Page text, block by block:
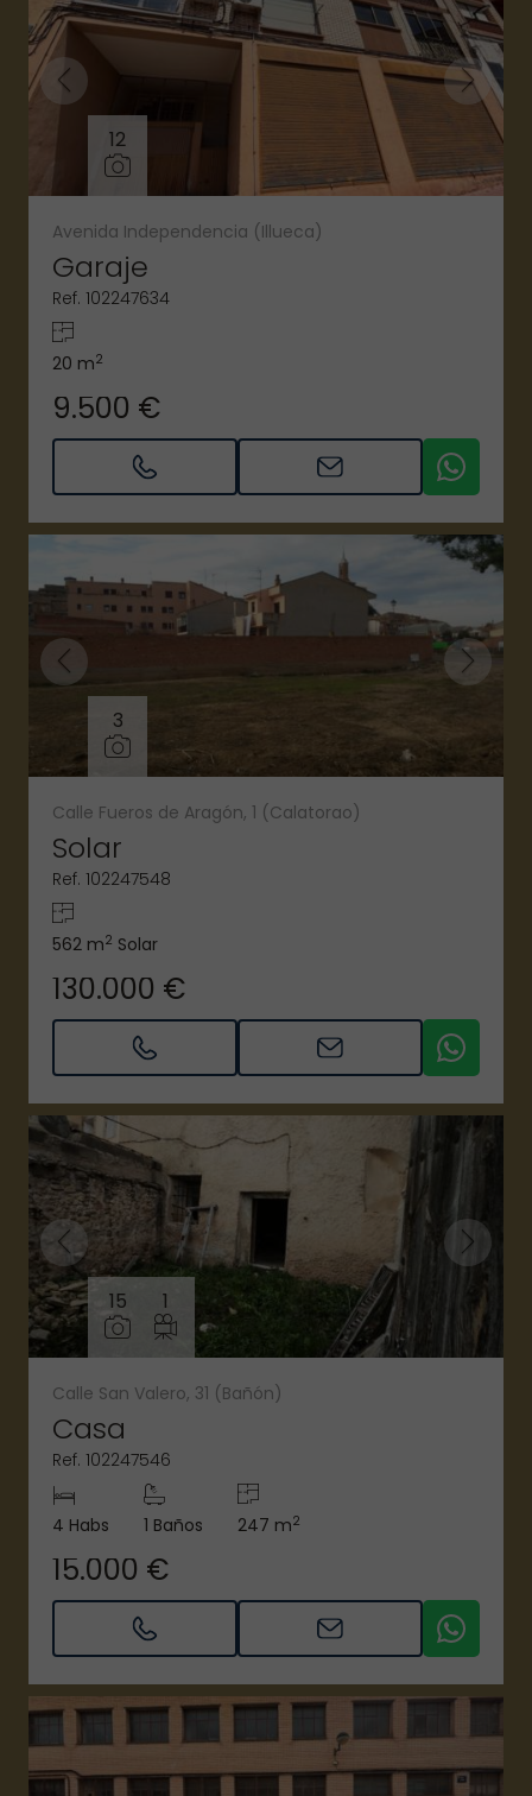
12
Avenida Independencia (Illueca)
Garaje
Ref. 102247634
20 m2
9.500 €
3
Calle Fueros de Aragón, 1 (Calatorao)
Solar
Ref. 102247548
562 m2 Solar
130.000 €
15 1
Calle San Valero, 31 (Bañón)
Casa
Ref. 102247546
4 Habs 1 Baños 247 m2
15.000 €